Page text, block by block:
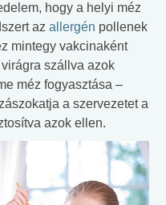
hogy a helyi méz
az allergén pollenek
mintegy vakcinaként
szállva azok
méz fogyasztása –
a szervezetet a
azok ellen.